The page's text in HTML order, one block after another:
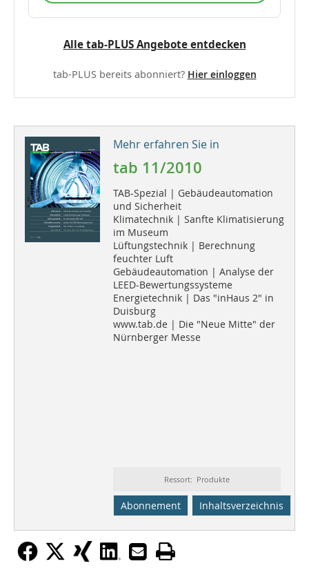
Alle tab-PLUS Angebote entdecken
tab-PLUS bereits abonniert? Hier einloggen
Mehr erfahren Sie in
tab 11/2010
TAB-Spezial | Gebäudeautomation
und Sicherheit
Klimatechnik | Sanfte Klimatisierung
im Museum
Lüftungstechnik | Berechnung
feuchter Luft
Gebäudeautomation | Analyse der
LEED-Bewertungssysteme
Energietechnik | Das "inHaus 2" in
Duisburg
www.tab.de | Die "Neue Mitte" der
Nürnberger Messe
Ressort: Produkte
Abonnement Inhaltsverzeichnis